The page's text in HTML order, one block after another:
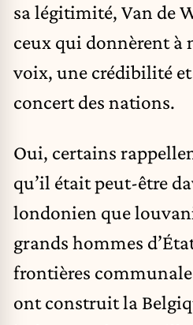
sa légitimité, Van de
ceux qui donnèrent à
voix, une crédibilité
concert des nations.
Oui, certains
qu’il était peut-être
londonien que
grands hommes
frontières
ont construit la